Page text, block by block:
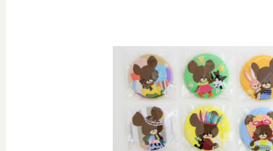
グッズインフォメーション
ミュージカル・コンサート